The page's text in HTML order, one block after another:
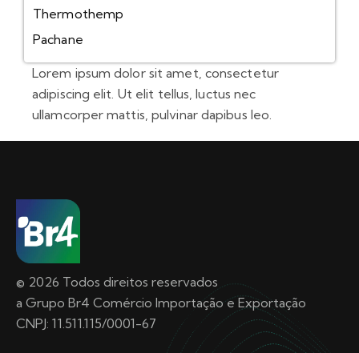
Thermothemp
Pachane
Lorem ipsum dolor sit amet, consectetur
adipiscing elit. Ut elit tellus, luctus nec
ullamcorper mattis, pulvinar dapibus leo.
© 2026 Todos direitos reservados
a Grupo Br4 Comércio Importação e Exportação
CNPJ: 11.511.115/0001-67